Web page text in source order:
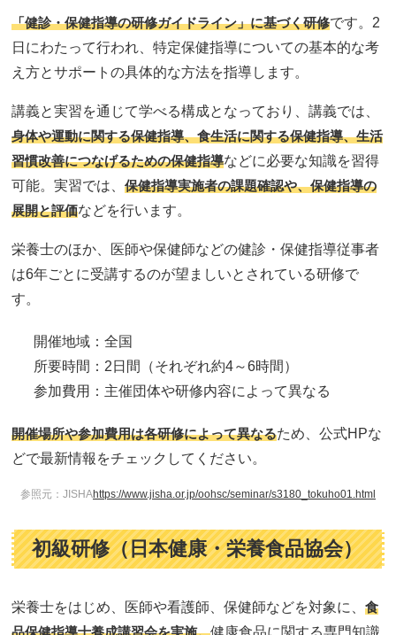
「健診・保健指導の研修ガイドライン」に基づく研修です。2
日にわたって行われ、特定保健指導についての基本的な考
え方とサポートの具体的な方法を指導します。
講義と実習を通じて学べる構成となっており、講義では、
身体や運動に関する保健指導、食生活に関する保健指導、生活
習慣改善につなげるための保健指導などに必要な知識を習得
可能。実習では、保健指導実施者の課題確認や、保健指導の
展開と評価などを行います。
栄養士のほか、医師や保健師などの健診・保健指導従事者
は6年ごとに受講するのが望ましいとされている研修で
す。
開催地域：全国
所要時間：2日間（それぞれ約4～6時間）
参加費用：主催団体や研修内容によって異なる
開催場所や参加費用は各研修によって異なるため、公式HPな
どで最新情報をチェックしてください。
参照元：JISHAhttps://www.jisha.or.jp/oohsc/seminar/s3180_tokuho01.html
初級研修（日本健康・栄養食品協会）
栄養士をはじめ、医師や看護師、保健師などを対象に、食
品保健指導士養成講習会を実施。健康食品に関する専門知識